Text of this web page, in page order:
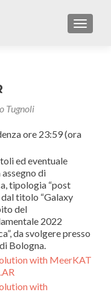
Tugnoli
ore 23:59 (ora
ed eventuale
di
tipologia “post
titolo “Galaxy
del
2022
da svolgere presso
Bologna.
with MeerKAT
with